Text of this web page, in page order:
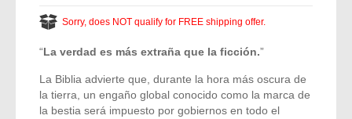
Music
Personal Testimonials
Young Scholar Study Bibles
Classic Remnant Study Bibles
Sorry, does NOT qualify for FREE shipping offer.
“La verdad es más extraña que la ficción.”
La Biblia advierte que, durante la hora más oscura de
la tierra, un engaño global conocido como la marca de
la bestia será impuesto por gobiernos en todo el